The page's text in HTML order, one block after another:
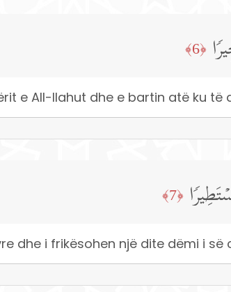
﴿6﴾
e All-llahut dhe e bartin atë ku të
﴿7﴾
dhe i frikësohen një dite dëmi i së